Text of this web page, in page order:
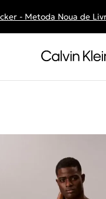
gratuita la comenzile
- Metoda Noua de